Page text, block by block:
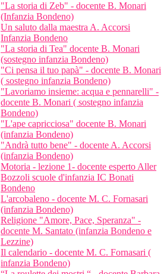
"La storia di Zeb" - docente B. Monari
(Infanzia Bondeno)
Un saluto dalla maestra A. Accorsi
Infanzia Bondeno
"La storia di Tea" docente B. Monari
(sostegno infanzia Bondeno)
"Ci pensa il tuo papà" - docente B. Monari
( sostegno infanzia Bondeno)
"Lavoriamo insieme: acqua e pennarelli" -
docente B. Monari ( sostegno infanzia
Bondeno)
"L'ape capricciosa" docente B. Monari
(infanzia Bondeno)
"Andrà tutto bene" - docente A. Accorsi
(infanzia Bondeno)
Motoria - lezione 1- docente esperto Aller
Bozzoli scuole d'infanzia IC Bonati
Bondeno
L'arcobaleno - docente M. C. Fornasari
(infanzia Bondeno)
Religione "Amore, Pace, Speranza" -
docente M. Santato (infanzia Bondeno e
Lezzine)
Il calendario - docente M. C. Fornasari (
infanzia Bondeno)